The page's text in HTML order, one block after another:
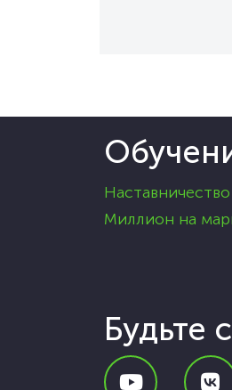
Наставничество
Миллион на
Будьте